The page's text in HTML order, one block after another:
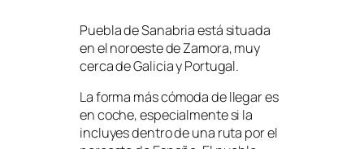
Puebla de Sanabria está situada
en el noroeste de Zamora, muy
cerca de Galicia y Portugal.
La forma más cómoda de llegar es
en coche, especialmente si la
incluyes dentro de una ruta por el